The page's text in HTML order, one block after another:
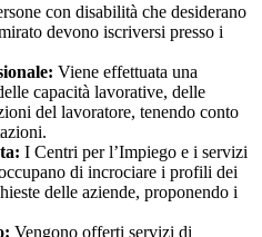
con disabilità che desiderano
devono iscriversi presso i
Viene effettuata una
capacità lavorative, delle
del lavoratore, tenendo conto
I Centri per l’Impiego e i servizi
di incrociare i profili dei
delle aziende, proponendo i
Vengono offerti servizi di